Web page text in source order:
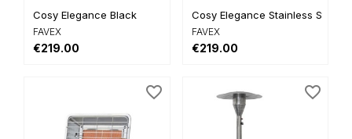
Cosy Elegance Black
FAVEX
€219.00
Cosy Elegance Stainless Steel
FAVEX
€219.00
favorite_border favorite_border